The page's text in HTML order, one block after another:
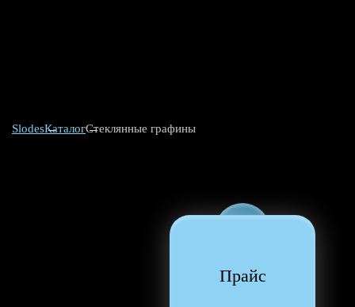
SlodesКаталогСтеклянные графины
Прайс